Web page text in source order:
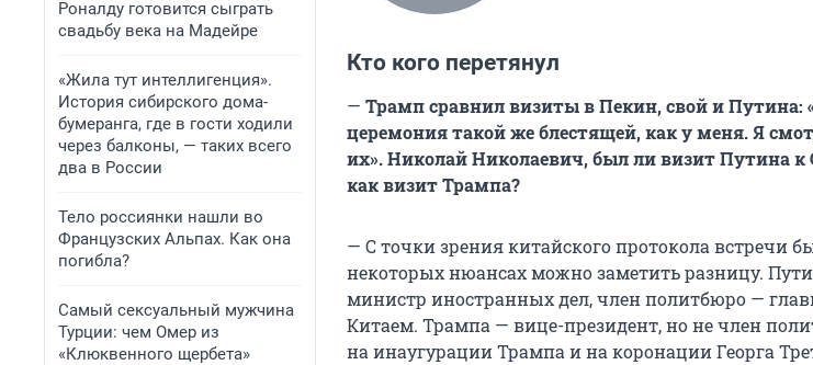
Роналду готовится сыграть
свадьбу века на Мадейре
«Жила тут интеллигенция».
История сибирского дома-
бумеранга, где в гости ходили
через балконы, — таких всего
два в России
Тело россиянки нашли во
Французских Альпах. Как она
погибла?
Самый сексуальный мужчина
Турции: чем Омер из
«Клюквенного щербета»
Кто кого перетянул
— Трамп сравнил визиты в Пекин, свой и Путина:
церемония такой же блестящей, как у меня. Я
их». Николай Николаевич, был ли визит Путина
как визит Трампа?
— С точки зрения китайского протокола встречи
некоторых нюансах можно заметить разницу.
министр иностранных дел, член политбюро —
Китаем. Трампа — вице-президент, но не член
на инаугурации Трампа и на коронации Георга